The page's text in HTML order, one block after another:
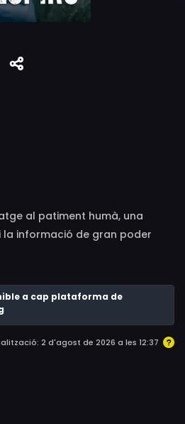
al patiment humà, una
la informació de gran poder
seva manca, es converteixen
patiment. RAI Documentari va
històries de dones i homes,
que van lluitar contra el
d'Itàlia de la pandèmia
a cap plataforma de
2 d'agost de 2026 a les 12:37